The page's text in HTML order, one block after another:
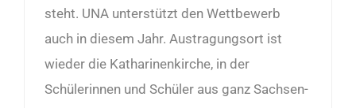
steht. UNA unterstützt den Wettbewerb
auch in diesem Jahr. Austragungsort ist
wieder die Katharinenkirche, in der
Schülerinnen und Schüler aus ganz Sachsen-